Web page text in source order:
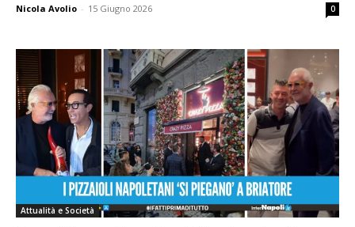
Nicola Avolio - 15 Giugno 2026 0
Attualità e Società